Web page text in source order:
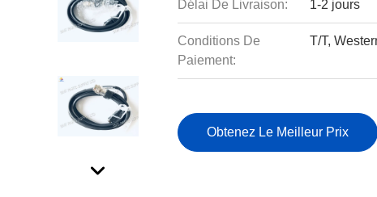
Délai De Livraison: 1-2 jours
Conditions De
Paiement:
T/T,
Obtenez Le Meilleur Prix